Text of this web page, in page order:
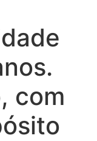
com